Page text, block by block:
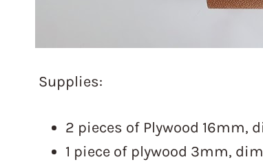
Supplies:
2 pieces of Plywood 16mm,
1 piece of plywood 3mm,